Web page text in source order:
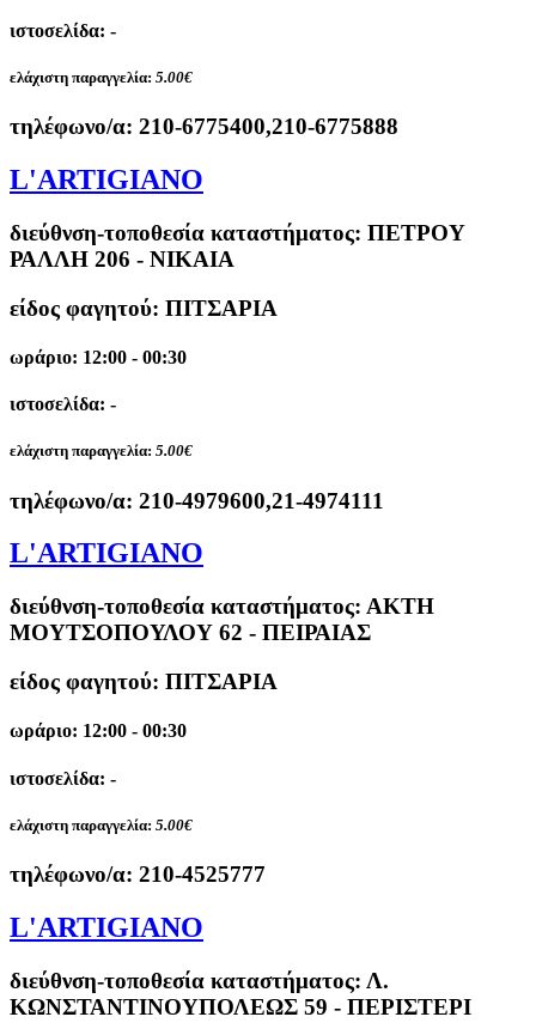
ιστοσελίδα: -
ελάχιστη παραγγελία: 5.00€
τηλέφωνο/α: 210-6775400,210-6775888
L'ARTIGIANO
διεύθνση-τοποθεσία καταστήματος: ΠΕΤΡΟΥ
ΡΑΛΛΗ 206 - ΝΙΚΑΙΑ
είδος φαγητού: ΠΙΤΣΑΡΙΑ
ωράριο: 12:00 - 00:30
ιστοσελίδα: -
ελάχιστη παραγγελία: 5.00€
τηλέφωνο/α: 210-4979600,21-4974111
L'ARTIGIANO
διεύθνση-τοποθεσία καταστήματος: ΑΚΤΗ
ΜΟΥΤΣΟΠΟΥΛΟΥ 62 - ΠΕΙΡΑΙΑΣ
είδος φαγητού: ΠΙΤΣΑΡΙΑ
ωράριο: 12:00 - 00:30
ιστοσελίδα: -
ελάχιστη παραγγελία: 5.00€
τηλέφωνο/α: 210-4525777
L'ARTIGIANO
διεύθνση-τοποθεσία καταστήματος: Λ.
ΚΩΝΣΤΑΝΤΙΝΟΥΠΟΛΕΩΣ 59 - ΠΕΡΙΣΤΕΡΙ